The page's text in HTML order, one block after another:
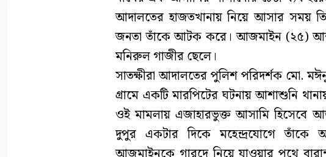
আদালতের হাজতখানায় নিয়ে আসার সময়
জনতা তাঁকে আটক করে। আজমাইন (২৫)
মনিরুল গাজীর ছেলে।
সাতক্ষীরা আদালতের পুলিশ পরিদর্শক মো.
গ্রামে একটি মারপিটের ঘটনায় আশাশুনি
ওই মামলায় এজাহারভুক্ত আসামি হিসেবে
দুপুর একটার দিকে মহেন্দ্রযোগে তাঁকে